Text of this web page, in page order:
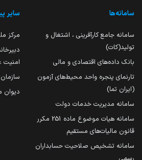
سامانه‌ها
سامانه جامع کارآفرینی ، اشتغال و
تولید(کات)
بانک داده‌های اقتصادی و مالی
تارنمای پنجره واحد محیط‌های آزمون
(ایران تما)
سامانه مدیریت خدمات دولت
سامانه هیات موضوع ماده 251 مکرر
قانون مالیات‌های مستقیم
سامانه تشخیص صلاحیت حسابداران
سایر
مرکز
امنیت
دیوان